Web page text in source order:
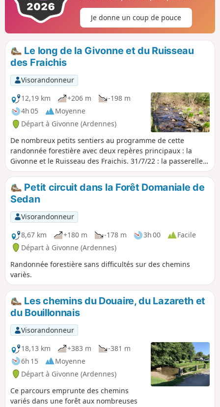
Je donne un coup de pouce
Le long de la Givonne et du Ruisseau
des Fraichis
Visorandonneur
12,19 km
+206 m
-198 m
4h 05
Moyenne
Départ à Givonne (Ardennes)
De nombreux petits sentiers au programme de cette
randonnée forestière avec deux repères principaux : la
Givonne et le Ruisseau des Fraichis. 31/7/22 : la passerelle
sur la Givonne en (6) est entièrement restaurée
Petit circuit dans la Forêt Domaniale de
Sedan
Visorandonneur
8,67 km
+180 m -178 m 3h 00
Facile
Départ à Givonne (Ardennes)
Randonnée forestière sans difficultés sur des chemins
variès.
Les chemins du Douaire, du Lazareth et
du Bouillonnais
Visorandonneur
18,13 km
+383 m
-381 m
6h 15
Moyenne
Départ à Givonne (Ardennes)
Ce parcours emprunte des chemins
variés dans une forêt aux nombreuses